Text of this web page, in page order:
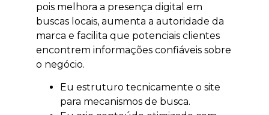
pois melhora a presença digital em
buscas locais, aumenta a autoridade da
marca e facilita que potenciais clientes
encontrem informações confiáveis sobre
o negócio.
Eu estruturo tecnicamente o site
para mecanismos de busca.